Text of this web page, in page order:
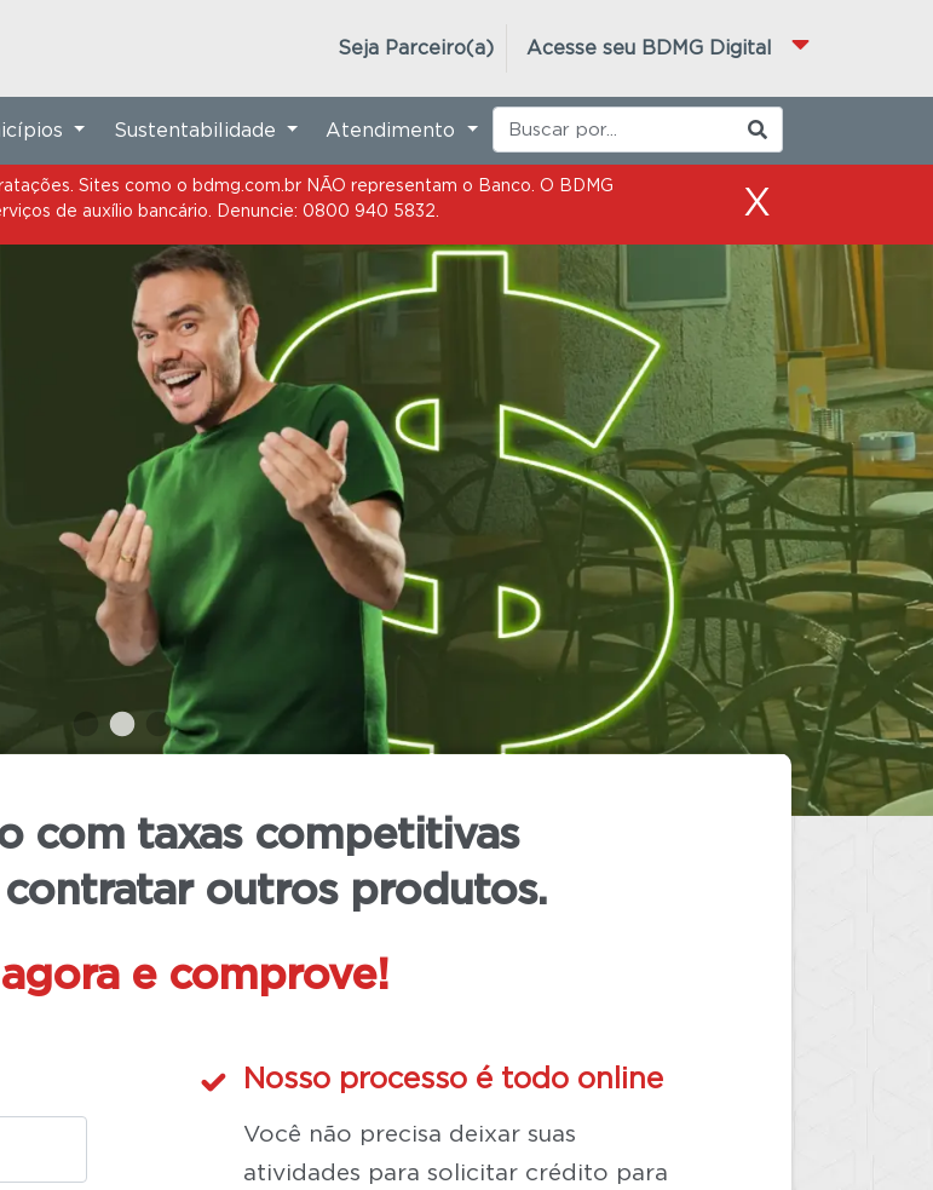
Acesse seu BDMG Digital
Seja Parceiro(a)
de auxílio bancário. Denuncie: 0800 940 5832.
X
e em conformidade
site exclusivamente os
oferecidos pelo Banco.
aos clientes
Regional Eleitoral
Sustentabilidade Atendimento
Sites como o bdmg.com.br NÃO representam o Banco. O BDMG
de auxílio bancário. Denuncie: 0800 940 5832.
X
com taxas competitivas
outros produtos.
ecomprove!
Nosso processo é todo online
Você não precisa deixar suas
atividades para solicitar crédito para